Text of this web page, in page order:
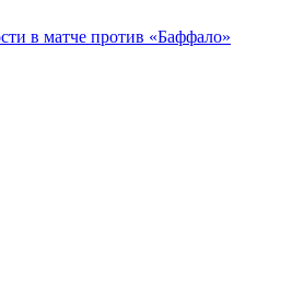
в матче против «Баффало»